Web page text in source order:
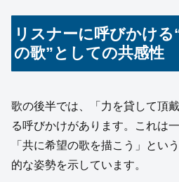
リスナーに呼びかけ
の歌”としての共感性
歌の後半では、「力を貸して頂
る呼びかけがあります。これは
「共に希望の歌を描こう」とい
的な姿勢を示しています。